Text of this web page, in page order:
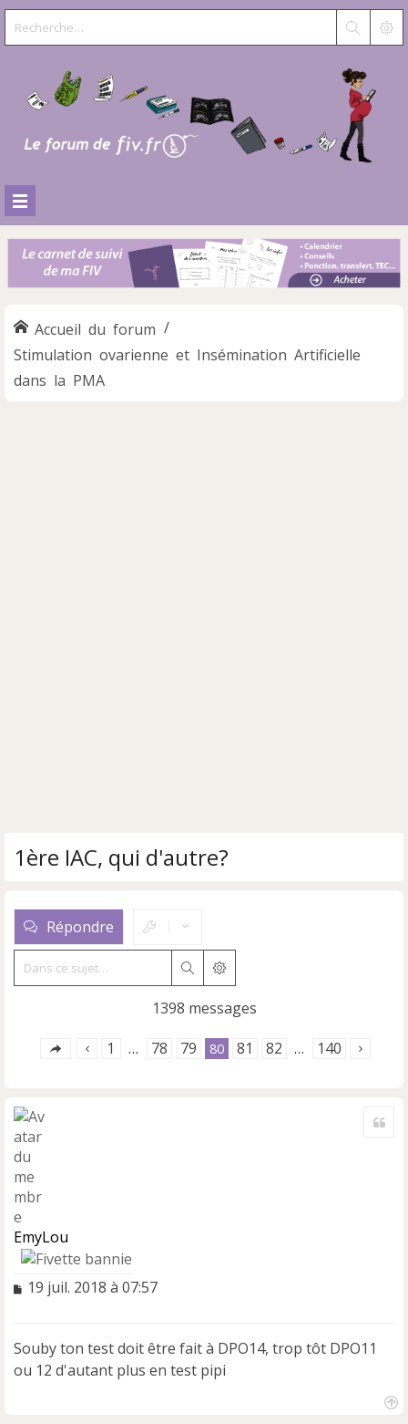
Accueil du forum
Stimulation ovarienne et Insémination Artificielle
dans la PMA
1ère IAC, qui d'autre?
Répondre
RechercherRecherche avancée
1398 messages
1 … 78 79 80 81 82 … 140
EmyLou
M
a
g
19 juil. 2018 à 07:57
Souby ton test doit être fait à DPO14, trop tôt DPO11
ou 12 d'autant plus en test pipi